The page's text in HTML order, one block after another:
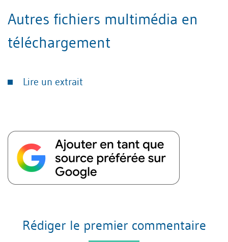
Autres fichiers multimédia en
téléchargement
Lire un extrait
Rédiger le premier commentaire